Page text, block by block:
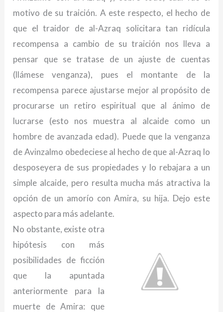
motivo de su traición. A este respecto, el hecho de
que el traidor de al-Azraq solicitara tan ridícula
recompensa a cambio de su traición nos lleva a
pensar que se tratase de un ajuste de cuentas
(llámese venganza), pues el montante de la
recompensa parece ajustarse mejor al propósito de
procurarse un retiro espiritual que al ánimo de
lucrarse (esto nos muestra al alcaide como un
hombre de avanzada edad). Puede que la venganza
de Avinzalmo obedeciese al hecho de que al-Azraq lo
desposeyera de sus propiedades y lo rebajara a un
simple alcaide, pero resulta mucha más atractiva la
opción de un amorío con Amira, su hija. Dejo este
aspecto para más adelante.
No obstante, existe otra
hipótesis con más
posibilidades de ficción
que la apuntada
anteriormente para la
muerte de Amira: que